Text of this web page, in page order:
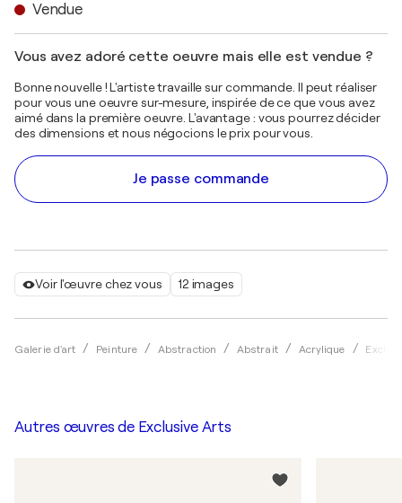
Voir l'œuvre chez vous 12 images
Galerie d'art Peinture Abstraction Abstrait Acrylique
Vendue
Vous avez adoré cette oeuvre mais elle est vendue ?
Bonne nouvelle ! L'artiste travaille sur commande. Il peut réaliser
pour vous une oeuvre sur-mesure, inspirée de ce que vous avez
aimé dans la première oeuvre. L'avantage : vous pourrez décider
des dimensions et nous négocions le prix pour vous.
Je passe commande
Autres œuvres de Exclusive Arts